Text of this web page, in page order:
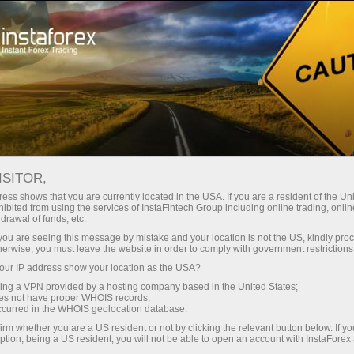
LOPRAIS ЗАВОЕВЫВАЕТ
ВТОРОЕ МЕСТО НА РАЛЛИ
ДАКАР 2026
shows that you are currently located in the USA. If you are a resident of the
from using the services of InstaFintech Group including online trading,
of funds, etc.
are seeing this message by mistake and your location is not the US, kindly
you must leave the website in order to comply with government
IP address show your location as the USA?
a VPN provided by a hosting company based in the United States;
not have proper WHOIS records;
in the WHOIS geolocation database.
whether you are a US resident or not by clicking the relevant button below. If
being a US resident, you will not be able to open an account with InstaForex